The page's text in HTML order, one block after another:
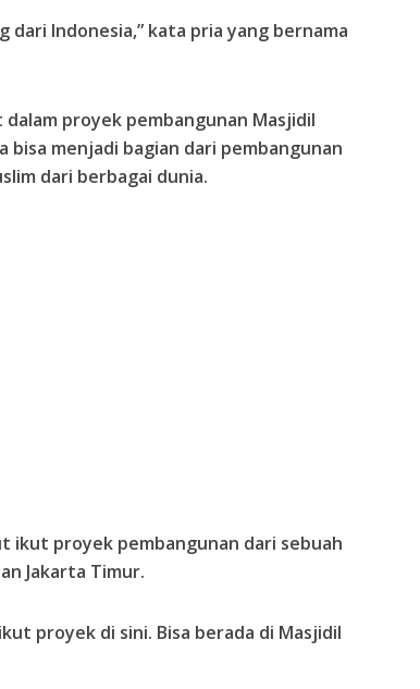
dari Indonesia,” kata pria yang bernama
proyek pembangunan Masjidil
bisa menjadi bagian dari pembangunan
dari berbagai dunia.
ikut proyek pembangunan dari sebuah
Jakarta Timur.
proyek di sini. Bisa berada di Masjidil